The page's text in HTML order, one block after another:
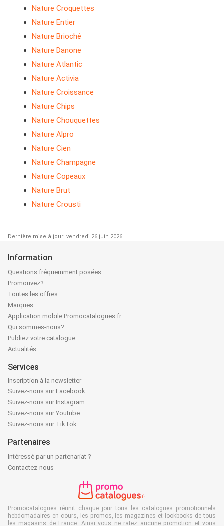
Nature Croquettes
Nature Entier
Nature Brioché
Nature Danone
Nature Atlantic
Nature Activia
Nature Croissance
Nature Chips
Nature Chouquettes
Nature Alpro
Nature Cien
Nature Champagne
Nature Copeaux
Nature Brut
Nature Crousti
Dernière mise à jour: vendredi 26 juin 2026
Information
Questions fréquemment posées
Promouvez?
Toutes les offres
Marques
Application mobile Promocatalogues.fr
Qui sommes-nous?
Publiez votre catalogue
Actualités
Services
Inscription à la newsletter
Suivez-nous sur Facebook
Suivez-nous sur Instagram
Suivez-nous sur Youtube
Suivez-nous sur TikTok
Partenaires
Intéressé par un partenariat ?
Contactez-nous
Promocatalogues réunit chaque jour tous les catalogues promotionnels
hebdomadaires en cours, les promos, les magazines et lookbooks de tous
les magasins de France. Ainsi vous ne ratez aucune promotion et vous